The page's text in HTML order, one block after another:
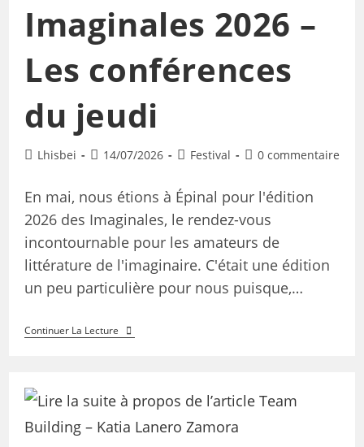
Imaginales 2026 –
Les conférences
du jeudi
Lhisbei 14/07/2026 Festival 0 commentaire
En mai, nous étions à Épinal pour l'édition
2026 des Imaginales, le rendez-vous
incontournable pour les amateurs de
littérature de l'imaginaire. C'était une édition
un peu particulière pour nous puisque,…
Continuer La Lecture